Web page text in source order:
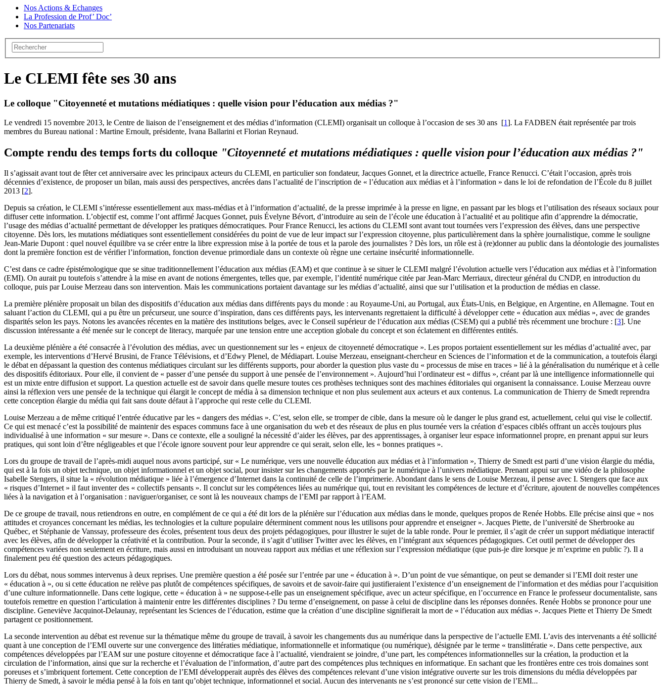
Nos Actions & Echanges
La Profession de Prof’ Doc’
Nos Partenariats
Le CLEMI fête ses 30 ans
Le colloque "Citoyenneté et mutations médiatiques : quelle vision pour l’éducation aux médias ?"
Le vendredi 15 novembre 2013, le Centre de liaison de l’enseignement et des médias d’information (CLEMI) organisait un colloque à l’occasion de ses 30 ans [1]. La FADBEN était représentée par trois
membres du Bureau national : Martine Ernoult, présidente, Ivana Ballarini et Florian Reynaud.
Compte rendu des temps forts du colloque "Citoyenneté et mutations médiatiques : quelle vision pour l’éducation aux médias ?"
Il s’agissait avant tout de fêter cet anniversaire avec les principaux acteurs du CLEMI, en particulier son fondateur, Jacques Gonnet, et la directrice actuelle, France Renucci. C’était l’occasion, après trois
décennies d’existence, de proposer un bilan, mais aussi des perspectives, ancrées dans l’actualité de l’inscription de « l’éducation aux médias et à l’information » dans le loi de refondation de l’École du 8 juillet
2013 [2].
Depuis sa création, le CLEMI s’intéresse essentiellement aux mass-médias et à l’information d’actualité, de la presse imprimée à la presse en ligne, en passant par les blogs et l’utilisation des réseaux sociaux pour
diffuser cette information. L’objectif est, comme l’ont affirmé Jacques Gonnet, puis Évelyne Bévort, d’introduire au sein de l’école une éducation à l’actualité et au politique afin d’apprendre la démocratie,
l’usage des médias d’actualité permettant de développer les pratiques démocratiques. Pour France Renucci, les actions du CLEMI sont avant tout tournées vers l’expression des élèves, dans une perspective
citoyenne. Dès lors, les mutations médiatiques sont essentiellement considérées du point de vue de leur impact sur l’expression citoyenne, plus particulièrement dans la sphère journalistique, comme le souligne
Jean-Marie Dupont : quel nouvel équilibre va se créer entre la libre expression mise à la portée de tous et la parole des journalistes ? Dès lors, un rôle est à (re)donner au public dans la déontologie des journalistes
dont la première fonction est de vérifier l’information, fonction devenue primordiale dans un contexte où règne une certaine insécurité informationnelle.
C’est dans ce cadre épistémologique que se situe traditionnellement l’éducation aux médias (EAM) et que continue à se situer le CLEMI malgré l’évolution actuelle vers l’éducation aux médias et à l’information
(EMI). On aurait pu toutefois s’attendre à la mise en avant de notions émergentes, telles que, par exemple, l’identité numérique citée par Jean-Marc Merriaux, directeur général du CNDP, en introduction du
colloque, puis par Louise Merzeau dans son intervention. Mais les communications portaient davantage sur les médias d’actualité, ainsi que sur l’utilisation et la production de médias en classe.
La première plénière proposait un bilan des dispositifs d’éducation aux médias dans différents pays du monde : au Royaume-Uni, au Portugal, aux États-Unis, en Belgique, en Argentine, en Allemagne. Tout en
saluant l’action du CLEMI, qui a pu être un précurseur, une source d’inspiration, dans ces différents pays, les intervenants regrettaient la difficulté à développer cette « éducation aux médias », avec de grandes
disparités selon les pays. Notons les avancées récentes en la matière des institutions belges, avec le Conseil supérieur de l’éducation aux médias (CSEM) qui a publié très récemment une brochure : [3]. Une
discussion intéressante a été menée sur le concept de literacy, marquée par une tension entre une acception globale du concept et son éclatement en différentes entités.
La deuxième plénière a été consacrée à l’évolution des médias, avec un questionnement sur les « enjeux de citoyenneté démocratique ». Les propos portaient essentiellement sur les médias d’actualité avec, par
exemple, les interventions d’Hervé Brusini, de France Télévisions, et d’Edwy Plenel, de Médiapart. Louise Merzeau, enseignant-chercheur en Sciences de l’information et de la communication, a toutefois élargi
le débat en dépassant la question des contenus médiatiques circulant sur les différents supports, pour aborder la question plus vaste du « processus de mise en traces » lié à la généralisation du numérique et à celle
des dispositifs éditoriaux. Pour elle, il convient de « passer d’une pensée du support à une pensée de l’environnement ». Aujourd’hui l’ordinateur est « diffus », créant par là une intelligence informationnelle qui
est un mixte entre diffusion et support. La question actuelle est de savoir dans quelle mesure toutes ces prothèses techniques sont des machines éditoriales qui organisent la connaissance. Louise Merzeau ouvre
ainsi la réflexion vers une pensée de la technique qui élargit le concept de média à sa dimension technique et non plus seulement aux acteurs et aux contenus. La communication de Thierry de Smedt reprendra
cette conception élargie du média qui fait sans doute défaut à l’approche qui reste celle du CLEMI.
Louise Merzeau a de même critiqué l’entrée éducative par les « dangers des médias ». C’est, selon elle, se tromper de cible, dans la mesure où le danger le plus grand est, actuellement, celui qui vise le collectif.
Ce qui est menacé c’est la possibilité de maintenir des espaces communs face à une organisation du web et des réseaux de plus en plus tournée vers la création d’espaces ciblés offrant un accès toujours plus
individualisé à une information « sur mesure ». Dans ce contexte, elle a souligné la nécessité d’aider les élèves, par des apprentissages, à organiser leur espace informationnel propre, en prenant appui sur leurs
pratiques, qui sont loin d’être négligeables et que l’école ignore souvent pour leur apprendre ce qui serait, selon elle, les « bonnes pratiques ».
Lors du groupe de travail de l’après-midi auquel nous avons participé, sur « Le numérique, vers une nouvelle éducation aux médias et à l’information », Thierry de Smedt est parti d’une vision élargie du média,
qui est à la fois un objet technique, un objet informationnel et un objet social, pour insister sur les changements apportés par le numérique à l’univers médiatique. Prenant appui sur une vidéo de la philosophe
Isabelle Stengers, il situe la « révolution médiatique » liée à l’émergence d’Internet dans la continuité de celle de l’imprimerie. Abondant dans le sens de Louise Merzeau, il pense avec I. Stengers que face aux
« risques d’Internet » il faut inventer des « collectifs pensants ». Il conclut sur les compétences liées au numérique qui, tout en revisitant les compétences de lecture et d’écriture, ajoutent de nouvelles compétences
liées à la navigation et à l’organisation : naviguer/organiser, ce sont là les nouveaux champs de l’EMI par rapport à l’EAM.
De ce groupe de travail, nous retiendrons en outre, en complément de ce qui a été dit lors de la plénière sur l’éducation aux médias dans le monde, quelques propos de Renée Hobbs. Elle précise ainsi que « nos
attitudes et croyances concernant les médias, les technologies et la culture populaire déterminent comment nous les utilisons pour apprendre et enseigner ». Jacques Piette, de l’université de Sherbrooke au
Québec, et Stéphanie de Vanssay, professeure des écoles, présentent tous deux des projets pédagogiques, pour illustrer le sujet de la table ronde. Pour le premier, il s’agit de créer un support médiatique interactif
avec les élèves, afin de développer la créativité et la contribution. Pour la seconde, il s’agit d’utiliser Twitter avec les élèves, en l’intégrant aux séquences pédagogiques. Cet outil permet de développer des
compétences variées non seulement en écriture, mais aussi en introduisant un nouveau rapport aux médias et une réflexion sur l’expression médiatique (que puis-je dire lorsque je m’exprime en public ?). Il a
finalement peu été question des acteurs pédagogiques.
Lors du débat, nous sommes intervenus à deux reprises. Une première question a été posée sur l’entrée par une « éducation à ». D’un point de vue sémantique, on peut se demander si l’EMI doit rester une
« éducation à », ou si cette éducation ne relève pas plutôt de compétences spécifiques, de savoirs et de savoir-faire qui justifieraient l’existence d’un enseignement de l’information et des médias pour l’acquisition
d’une culture informationnelle. Dans cette logique, cette « éducation à » ne suppose-t-elle pas un enseignement spécifique, avec un acteur spécifique, en l’occurrence en France le professeur documentaliste, sans
toutefois remettre en question l’articulation à maintenir entre les différentes disciplines ? Du terme d’enseignement, on passe à celui de discipline dans les réponses données. Renée Hobbs se prononce pour une
discipline. Geneviève Jacquinot-Delaunay, représentant les Sciences de l’éducation, estime que la création d’une discipline signifierait la mort de « l’éducation aux médias ». Jacques Piette et Thierry De Smedt
partagent ce positionnement.
La seconde intervention au débat est revenue sur la thématique même du groupe de travail, à savoir les changements dus au numérique dans la perspective de l’actuelle EMI. L’avis des intervenants a été sollicité
quant à une conception de l’EMI ouverte sur une convergence des littératies médiatique, informationnelle et informatique (ou numérique), désignée par le terme « translittératie ». Dans cette perspective, aux
compétences développées par l’EAM sur une posture citoyenne et démocratique face à l’actualité, viendraient se joindre, d’une part, les compétences informationnelles sur la création, la production et la
circulation de l’information, ainsi que sur la recherche et l’évaluation de l’information, d’autre part des compétences plus techniques en informatique. En sachant que les frontières entre ces trois domaines sont
poreuses et s’imbriquent fortement. Cette conception de l’EMI développerait auprès des élèves des compétences relevant d’une vision intégrative ouverte sur les trois dimensions du média développées par
Thierry de Smedt, à savoir le média pensé à la fois en tant qu’objet technique, informationnel et social. Aucun des intervenants ne s’est prononcé sur cette vision de l’EMI...